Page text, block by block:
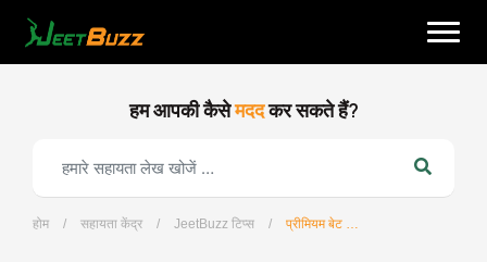
content
हम आपकी कैसेमददकर सकते हैं?
होम / सहायता केंद्र / JeetBuzz टिप्स /